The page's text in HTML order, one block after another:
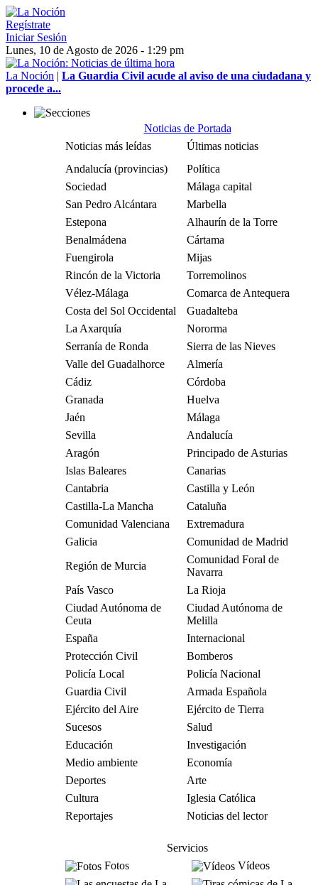
Regístrate
Iniciar Sesión
Lunes, 10 de Agosto de 2026 - 1:29 pm
La Noción | La Guardia Civil acude al aviso de una ciudadana y
procede a...
Noticias de Portada
Noticias más leídas
Últimas noticias
Andalucía (provincias)
Política
Sociedad
Málaga capital
San Pedro Alcántara
Marbella
Estepona
Alhaurín de la Torre
Benalmádena
Cártama
Fuengirola
Mijas
Rincón de la Victoria
Torremolinos
Vélez-Málaga
Comarca de Antequera
Costa del Sol Occidental
Guadalteba
La Axarquía
Nororma
Serranía de Ronda
Sierra de las Nieves
Valle del Guadalhorce
Almería
Cádiz
Córdoba
Granada
Huelva
Jaén
Málaga
Sevilla
Andalucía
Aragón
Principado de Asturias
Islas Baleares
Canarias
Cantabria
Castilla y León
Castilla-La Mancha
Cataluña
Comunidad Valenciana
Extremadura
Galicia
Comunidad de Madrid
Región de Murcia
Comunidad Foral de
Navarra
País Vasco
La Rioja
Ciudad Autónoma de
Ceuta
Ciudad Autónoma de
Melilla
España
Internacional
Protección Civil
Bomberos
Policía Local
Policía Nacional
Guardia Civil
Armada Española
Ejército del Aire
Ejército de Tierra
Sucesos
Salud
Educación
Investigación
Medio ambiente
Economía
Deportes
Arte
Cultura
Iglesia Católica
Reportajes
Noticias del lector
Servicios
Fotos
Vídeos